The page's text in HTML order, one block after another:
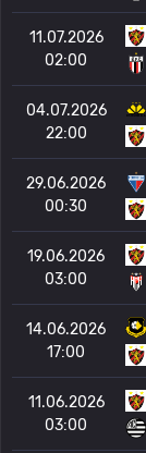
11.07.2026
02:00
04.07.2026
22:00
29.06.2026
00:30
19.06.2026
03:00
14.06.2026
17:00
11.06.2026
03:00